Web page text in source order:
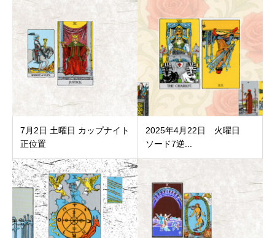
7月2日 土曜日 カップナイト
正位置
2025年4月22日 火曜日
ソード7逆...